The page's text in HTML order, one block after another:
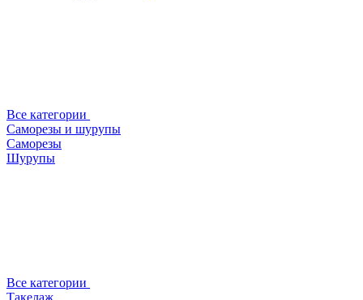
Все категории
Саморезы и шурупы
Саморезы
Шурупы
Все категории
Такелаж